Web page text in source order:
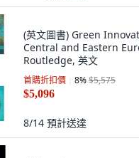
(英文圖書) Green
Central and Eastern
Routledge, 英文
首購折扣價 8%$5,575
$5,096
8/14 預計送達